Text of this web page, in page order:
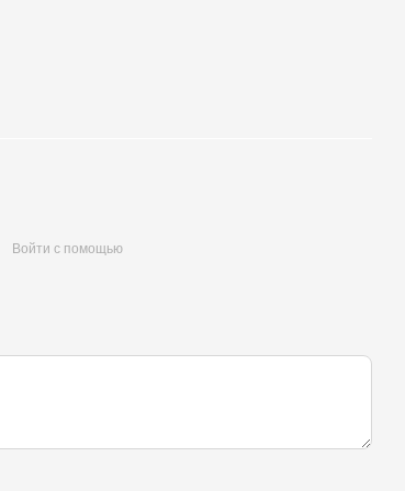
Войти с помощью